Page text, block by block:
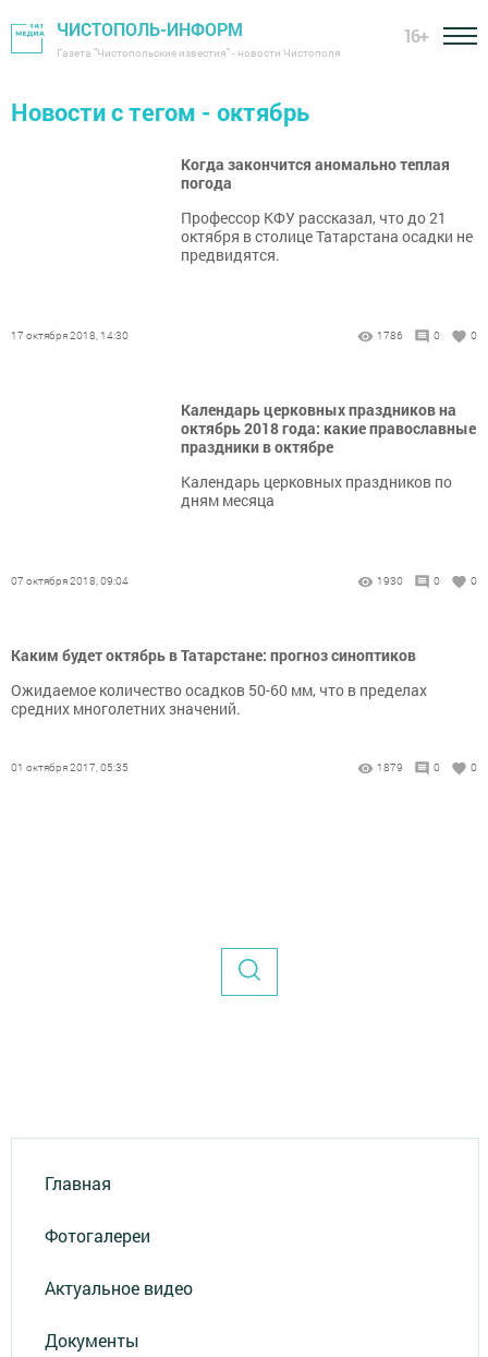
ЧИСТОПОЛЬ-ИНФОРМ
Газета "Чистопольские известия" - новости Чистополя
16+
Новости с тегом - октябрь
Когда закончится аномально теплая
погода
Профессор КФУ рассказал, что до 21
октября в столице Татарстана осадки не
предвидятся.
17 октября 2018, 14:30 1786 0 0
Календарь церковных праздников на
октябрь 2018 года: какие православные
праздники в октябре
Календарь церковных праздников по
дням месяца
07 октября 2018, 09:04 1930 0 0
Каким будет октябрь в Татарстане: прогноз синоптиков
Ожидаемое количество осадков 50-60 мм, что в пределах
средних многолетних значений.
01 октября 2017, 05:35 1879 0 0
Главная
Фотогалереи
Актуальное видео
Документы